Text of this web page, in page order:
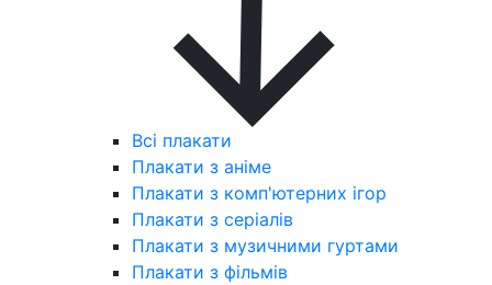
Всі плакати
Плакати з аніме
Плакати з комп'ютерних ігор
Плакати з серіалів
Плакати з музичними гуртами
Плакати з фільмів